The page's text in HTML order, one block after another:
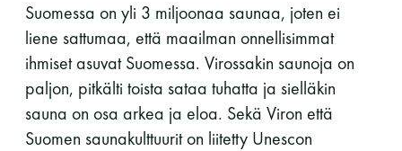
Y-tunnus: 0116872-9
Tietosuojaseloste
YHTEYSTIEDOT
Suomessa on yli 3 miljoonaa saunaa, joten ei
liene sattumaa, että maailman onnellisimmat
ihmiset asuvat Suomessa. Virossakin saunoja on
paljon, pitkälti toista sataa tuhatta ja sielläkin
sauna on osa arkea ja eloa. Sekä Viron että
Suomen saunakulttuurit on liitetty Unescon